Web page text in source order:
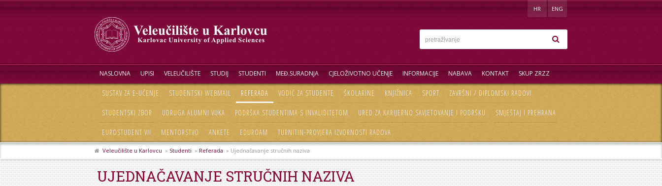
HR ENG
NASLOVNA UPISI VELEUČILIŠTE STUDIJ STUDENTI MEĐ.SURADNJA CJELOŽIVOTNO UČENJE INFORMACIJE NABAVA KONTAKT SKUP ZRZZ
SUSTAV ZA E-UČENJE STUDENTSKI WEBMAIL REFERADA VODIČ ZA STUDENTE ŠKOLARINE KNJIŽNICA SPORT ZAVRŠNI / DIPLOMSKI RADOVI
STUDENTSKI ZBOR UDRUGA ALUMNI VUKA PODRŠKA STUDENTIMA S INVALIDITETOM URED ZA KARIJERNO SAVJETOVANJE I PODRŠKU SMJEŠTAJ I PREHRANA
EUROSTUDENT VII MENTORSTVO ANKETE EDUROAM TURNITIN-PROVJERA IZVORNOSTI RADOVA
Veleučilište u Karlovcu » Studenti » Referada » Ujednačavanje stručnih naziva
UJEDNAČAVANJE STRUČNIH NAZIVA